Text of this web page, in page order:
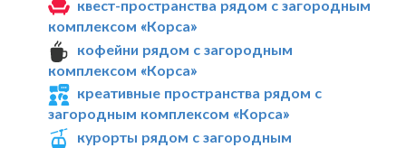
квест-пространства рядом с загородным
комплексом «Корса»
кофейни рядом с загородным
комплексом «Корса»
креативные пространства рядом с
загородным комплексом «Корса»
курорты рядом с загородным